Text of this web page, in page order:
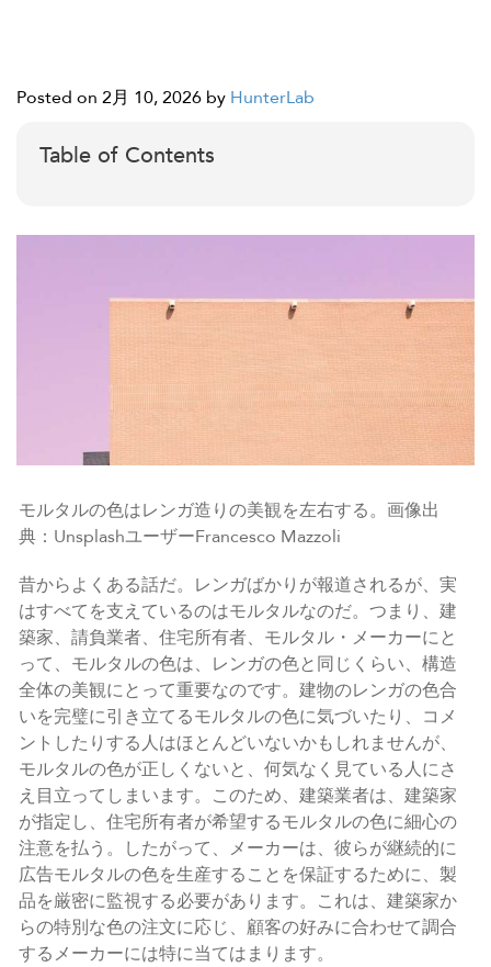
Posted on 2月 10, 2026 by HunterLab
Table of Contents
モルタルの色はレンガ造りの美観を左右する。画像出
典：UnsplashユーザーFrancesco Mazzoli
昔からよくある話だ。レンガばかりが報道されるが、実
はすべてを支えているのはモルタルなのだ。つまり、建
築家、請負業者、住宅所有者、モルタル・メーカーにと
って、モルタルの色は、レンガの色と同じくらい、構造
全体の美観にとって重要なのです。建物のレンガの色合
いを完璧に引き立てるモルタルの色に気づいたり、コメ
ントしたりする人はほとんどいないかもしれませんが、
モルタルの色が正しくないと、何気なく見ている人にさ
え目立ってしまいます。このため、建築業者は、建築家
が指定し、住宅所有者が希望するモルタルの色に細心の
注意を払う。したがって、メーカーは、彼らが継続的に
広告モルタルの色を生産することを保証するために、製
品を厳密に監視する必要があります。これは、建築家か
らの特別な色の注文に応じ、顧客の好みに合わせて調合
するメーカーには特に当てはまります。